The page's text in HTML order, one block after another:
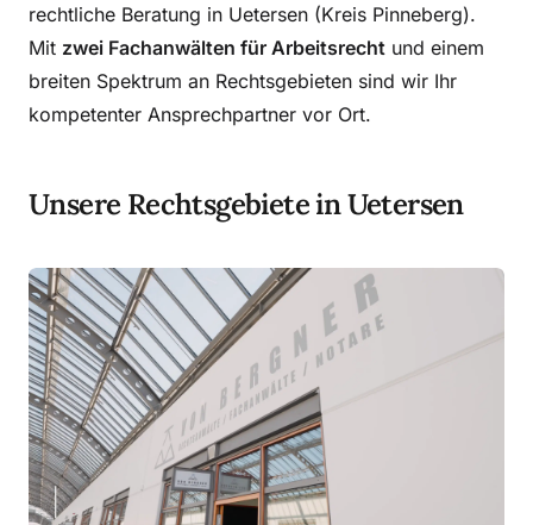
rechtliche Beratung in Uetersen (Kreis Pinneberg).
Mit zwei Fachanwälten für Arbeitsrecht und einem
breiten Spektrum an Rechtsgebieten sind wir Ihr
kompetenter Ansprechpartner vor Ort.
Unsere Rechtsgebiete in Uetersen